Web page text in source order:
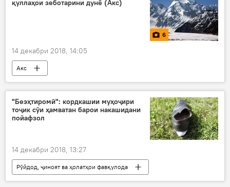
қуллаҳои зеботарини дунё (Акс)
6
14 декабри 2018, 14:05
Акс
"Беэҳтиромӣ": кордкашии муҳоҷири
тоҷик сӯи ҳамватан барои накашидани
пойафзол
14 декабри 2018, 13:27
Рӯйдод, ҷиноят ва ҳолатҳои фавқулода
парвандаи ҷиноӣ
Дар Русия